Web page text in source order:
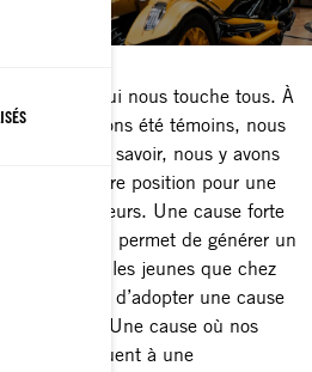
universel qui nous touche tous. À
nous en avons été témoins, nous
sans le savoir, nous y avons
de prendre position pour une
et nos valeurs. Une cause forte
et qui permet de générer un
tant chez les jeunes que chez
pour nous d’adopter une cause
porter. Une cause où nos
contribuent à une